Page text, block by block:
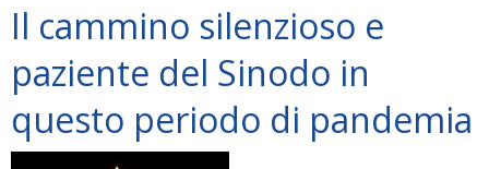
Il cammino silenzioso e
paziente del Sinodo in
questo periodo di pandemia